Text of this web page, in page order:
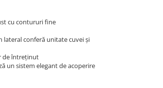
cu contururi fine
lateral conferă unitate cuvei și
de întreținut
un sistem elegant de acoperire